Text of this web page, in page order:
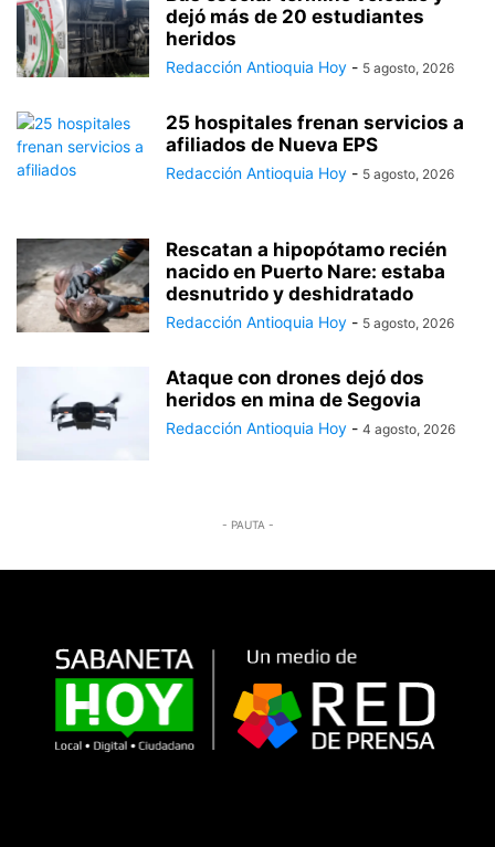
dejó más de 20 estudiantes
heridos
Redacción Antioquia Hoy - 5 agosto, 2026
25 hospitales frenan servicios a
afiliados de Nueva EPS
Redacción Antioquia Hoy - 5 agosto, 2026
Rescatan a hipopótamo recién
nacido en Puerto Nare: estaba
desnutrido y deshidratado
Redacción Antioquia Hoy - 5 agosto, 2026
Ataque con drones dejó dos
heridos en mina de Segovia
Redacción Antioquia Hoy - 4 agosto, 2026
- PAUTA -